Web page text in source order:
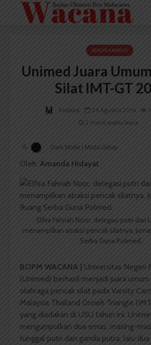
BERITA KAMPUS
Unimed Juara
Silat IMT-GT
Redaksi 24 Agustus 2014
2 menit waktu baca
Dark Mode | Moda Gelap
Oleh: Amanda Hidayat
Elfira Fahriah Noor, delegasi putri dari
menampilkan atraksi pencak silatnya,
Serba Guna Polmed.
BOPM WACANA | Universitas Negeri
(Unimed) berhasil menjadi juara umum
olahraga pencak silat pada Varsity
Malaysia Thailand Growh Triangle
yang diadakan di USU tahun ini.
mengumpulkan dua emas, masing-
tunggal putri dan ganda putra, lalu